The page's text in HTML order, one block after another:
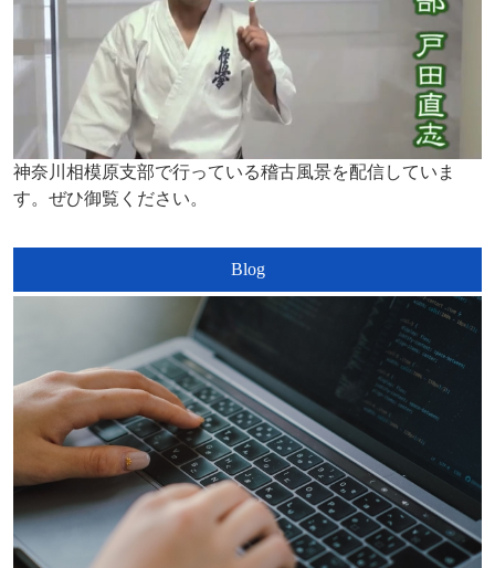
神奈川相模原支部で行っている稽古風景を配信していま
す。ぜひ御覧ください。
Blog